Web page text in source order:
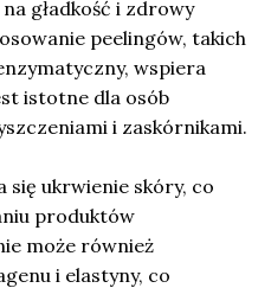
gładkość i zdrowy
peelingów, takich
wspiera
istotne dla osób
i zaskórnikami.
się ukrwienie skóry, co
produktów
może również
i elastyny, co